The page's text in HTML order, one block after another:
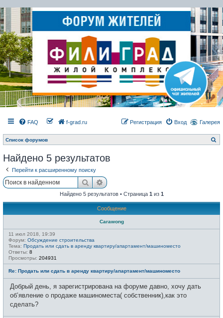
Галерея
FAQ f-grad.ru Вход
Регистрация
Список форумов
о
Найдено 5 результатов
Перейти к расширенному поиску
ПоискРасширенный поиск
Найдено 5 результатов • Страница 1 из 1
Сообщение
Carawong
11 июл 2018, 19:39
Форум: Обсуждение строительства
Тема: Продать или сдать в аренду квартиру/апартамент/машиноместо
Ответы: 8
Просмотры: 204931
Re: Продать или сдать в аренду квартиру/апартамент/машиноместо
Добрый день, я зарегистрирована на форуме давно, хочу дать
об’явление о продаже машиноместа( собственник),как это
сделать?